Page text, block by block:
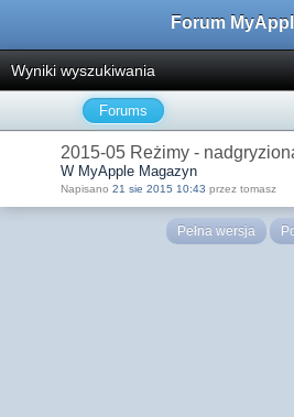
Forum
Wyniki wyszukiwania
Forums
2015-05 Reżimy -
W MyApple Magazyn
Napisano 21 sie 2015 10:43 przez tomasz
Pełna wersja